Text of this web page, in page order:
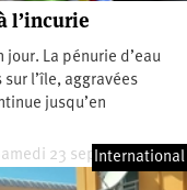
l’incurie
jour. La pénurie d’eau
l’île, aggravées
jusqu’en
23 septembre 2023
International